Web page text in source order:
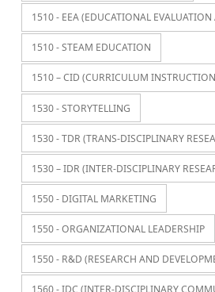
1510 - EEA (EDUCATIONAL EVALUATION
1510 - STEAM EDUCATION
1510 – CID (CURRICULUM
1530 - STORYTELLING
1530 - TDR (TRANS-DISCIPLINARY
1530 – IDR (INTER-DISCIPLINARY
1550 - DIGITAL MARKETING
1550 - ORGANIZATIONAL LEADERSHIP
1550 - R&D (RESEARCH AND
1560 - IDC (INTER-DISCIPLINARY